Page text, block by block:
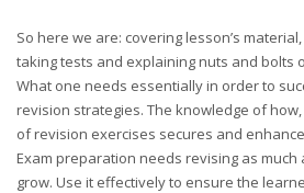
So here we are: covering lesson’s
taking tests and explaining nuts and bolts
What one needs essentially in order to
revision strategies. The knowledge of
of revision exercises secures and
Exam preparation needs revising as
grow. Use it effectively to ensure the